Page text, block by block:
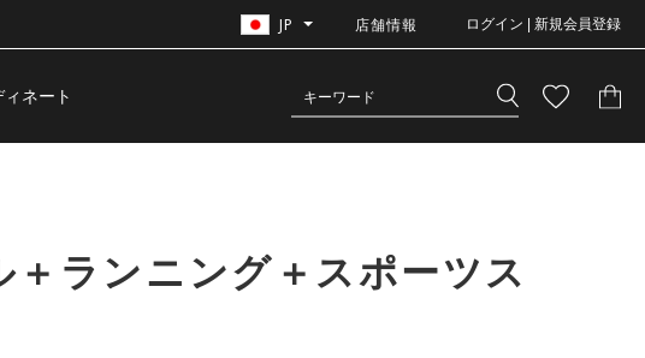
JP 店舗情報 ログイン | 新規会員登録
ィネート
ランニング＋スポーツス